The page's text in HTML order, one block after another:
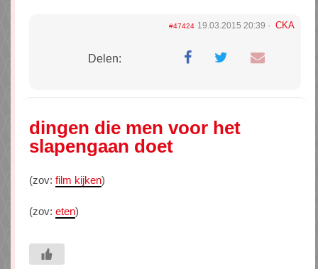
#47424 19.03.2015 20:39 CKA
Delen:
dingen die men voor het
slapengaan doet
(zov: film kijken)
(zov: eten)